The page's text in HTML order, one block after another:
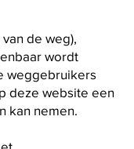
de weg),
wordt
weggebruikers
deze website een
kan nemen.